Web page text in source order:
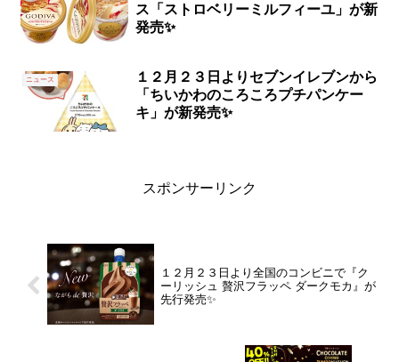
ス「ストロベリーミルフィーユ」が新
発売✨
ニュース
１２月２３日よりセブンイレブンから
「ちいかわのころころプチパンケー
キ」が新発売✨
スポンサーリンク
１２月２３日より全国のコンビニで『ク
ーリッシュ 贅沢フラッペ ダークモカ』が
先行発売✨